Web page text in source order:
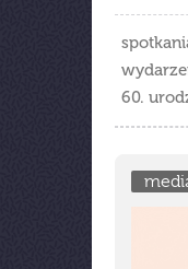
60.